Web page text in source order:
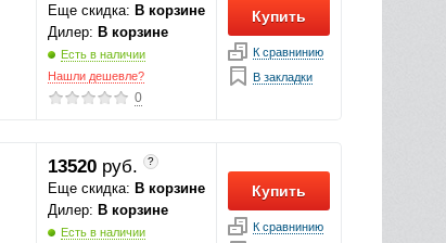
Еще скидка: В корзине
Дилер: В корзине
Есть в наличии
Нашли дешевле?
0
Купить
К сравнинию
В закладки
13520 руб. ?
Еще скидка: В корзине
Дилер: В корзине
Есть в наличии
Купить
К сравнинию